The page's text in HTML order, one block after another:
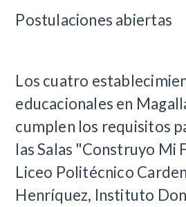
Postulaciones abiertas
Los cuatro
educacionales en
cumplen los requisitos
las Salas "Construyo Mi
Liceo Politécnico
Henríquez, Instituto